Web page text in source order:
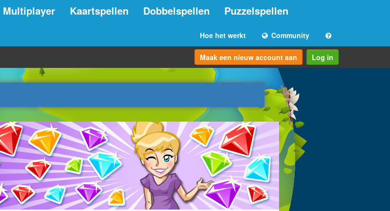
Multiplayer Kaartspellen Dobbelspellen Puzzelspellen
Hoe het werkt Community
Maak een nieuw account aan Log in